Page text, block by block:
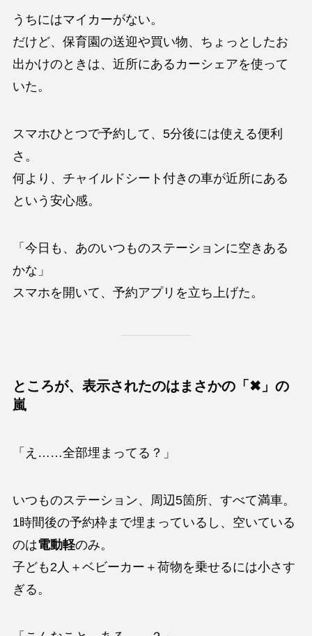
うちにはマイカーがない。
だけど、保育園の送迎や買い物、ちょっとしたお
出かけのときは、近所にあるカーシェアを使って
いた。
スマホひとつで予約して、5分後には使える便利
さ。
何より、チャイルドシート付きの車が近所にある
という安心感。
「今日も、あのいつものステーションに空きある
かな」
スマホを開いて、予約アプリを立ち上げた。
ところが、表示されたのはまさかの「✖」の
嵐
「え……全部埋まってる？」
いつものステーション、周辺5箇所、すべて満車。
1時間後の予約枠まで埋まっているし、空いている
のは電動軽のみ。
子ども2人＋ベビーカー＋荷物を乗せるには小さす
ぎる。